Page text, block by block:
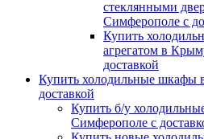
стеклянными
Симферополе с
Купить
агрегатом в
доставкой
Купить холодильные шкафы
доставкой
Купить б/у
Симферополе с